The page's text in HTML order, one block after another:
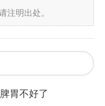
这就要从肝着手了~
注明出处。
胃不好了